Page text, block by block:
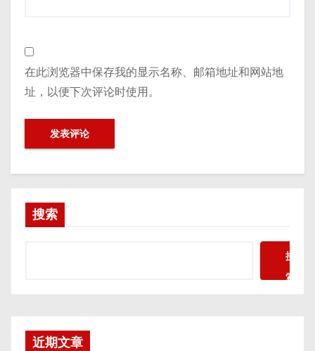
在此浏览器中保存我的显示名称、邮箱地址和网站地
址，以便下次评论时使用。
搜索
搜
索
近期文章